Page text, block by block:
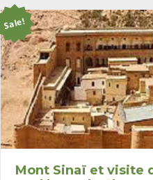
Sale!
Mont Sinaï et visite